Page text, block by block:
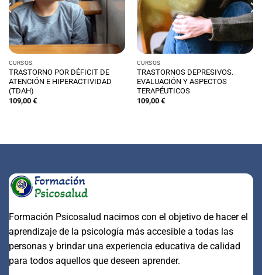
CURSOS
TRASTORNO POR DÉFICIT DE
ATENCIÓN E HIPERACTIVIDAD
(TDAH)
109,00 €
CURSOS
TRASTORNOS DEPRESIVOS.
EVALUACIÓN Y ASPECTOS
TERAPÉUTICOS
109,00 €
Formación Psicosalud nacimos con el objetivo de hacer el
aprendizaje de la psicología más accesible a todas las
personas y brindar una experiencia educativa de calidad
para todos aquellos que deseen aprender.